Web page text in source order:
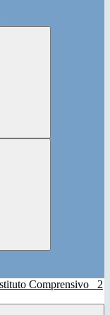
Comprensivo
2